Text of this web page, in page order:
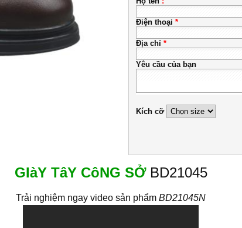
Điện thoại *
Địa chỉ *
Yêu cầu của bạn
Kích cỡ
GIàY TâY CôNG SỞBD21045
Trải nghiệm ngay video sản phẩm BD21045N